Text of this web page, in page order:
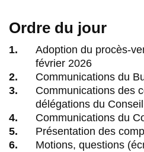
Ordre du jour
Adoption du procès-
février 2026
Communications du
Communications des
délégations du
Communications du
Présentation des
Motions, questions